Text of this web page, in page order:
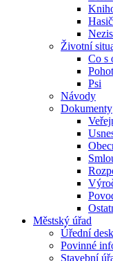
Životní
Co s
Psi
Návody
Dokumenty
Městský úřad
Úřední
Povinné
Stavební